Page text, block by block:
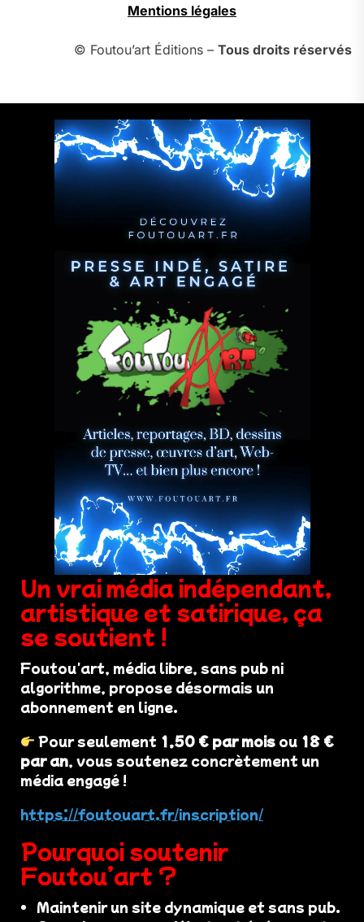
Mentions légales
© Foutou’art Éditions – Tous droits réservés
Un vrai média indépendant,
artistique et satirique, ça
se soutient !
Foutou'art, média libre, sans pub ni
algorithme, propose désormais un
abonnement en ligne.
Pour seulement 1,50 € par mois ou 18 €
par an, vous soutenez concrètement un
média engagé !
https://foutouart.fr/inscription/
Pourquoi soutenir
Foutou’art ?
Maintenir un site dynamique et sans pub.